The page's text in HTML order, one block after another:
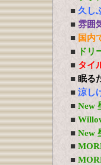
■ 久し
■ 雰囲
■ 国内
■
ド
■ タイ
■ 眠る
■ 涼し
■ New
■
■ New
■
■